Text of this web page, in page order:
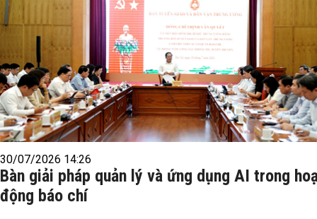
30/07/2026 14:26
Bàn giải pháp quản lý và ứng dụng AI trong
động báo chí